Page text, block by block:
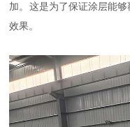
加。这是为了保证涂层能
效果。